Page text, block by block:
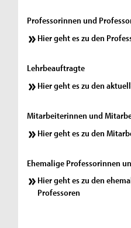
Professorinnen und
Hier geht es zu den
Lehrbeauftragte
Hier geht es zu den
Mitarbeiterinnen und
Hier geht es zu den
Ehemalige Professorinnen
Hier geht es zu den
Professoren